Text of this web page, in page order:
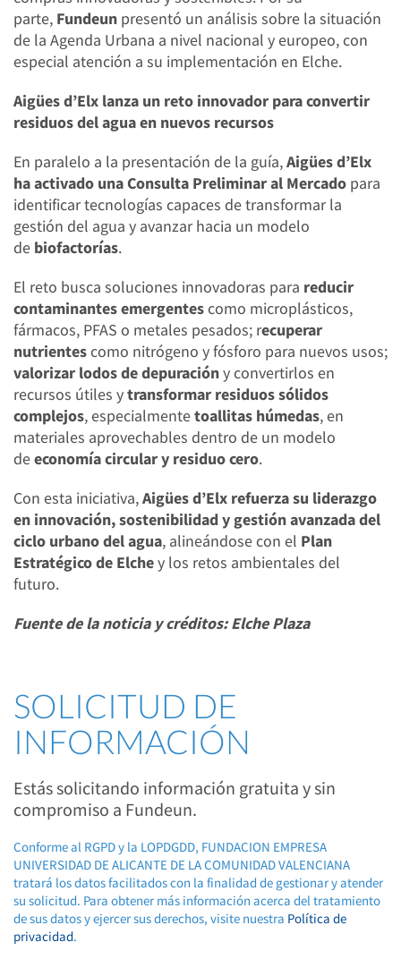
parte, Fundeun presentó un análisis sobre la situación
de la Agenda Urbana a nivel nacional y europeo, con
especial atención a su implementación en Elche.
Aigües d’Elx lanza un reto innovador para convertir
residuos del agua en nuevos recursos
En paralelo a la presentación de la guía,Aigües d’Elx
ha activado una Consulta Preliminar al Mercado para
identificar tecnologías capaces de transformar la
gestión del agua y avanzar hacia un modelo
de biofactorías.
El reto busca soluciones innovadoras para reducir
contaminantes emergentescomo microplásticos,
fármacos, PFAS o metales pesados; recuperar
nutrientescomo nitrógeno y fósforo para nuevos usos;
valorizar lodos de depuracióny convertirlos en
recursos útiles ytransformar residuos sólidos
complejos, especialmentetoallitas húmedas, en
materiales aprovechables dentro de un modelo
deeconomía circular y residuo cero.
Con esta iniciativa,Aigües d’Elx refuerza su liderazgo
en innovación, sostenibilidad y gestión avanzada del
ciclo urbano del agua, alineándose con el Plan
Estratégico de Elchey los retos ambientales del
futuro.
Fuente de la noticia y créditos: Elche Plaza
SOLICITUD DE
INFORMACIÓN
Estás solicitando información gratuita y sin
compromiso a Fundeun.
Conforme al RGPD y la LOPDGDD, FUNDACION EMPRESA
UNIVERSIDAD DE ALICANTE DE LA COMUNIDAD VALENCIANA
tratará los datos facilitados con la finalidad de gestionar y atender
su solicitud. Para obtener más información acerca del tratamiento
de sus datos y ejercer sus derechos, visite nuestra Política de
privacidad.